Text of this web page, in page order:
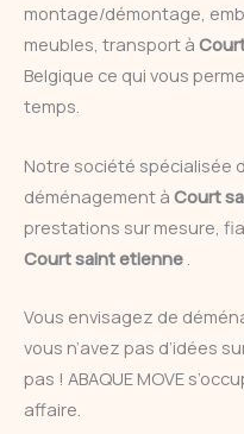
montage/démontage,
meubles, transport à
Belgique ce qui vous
temps.
Notre société spécialisée
déménagement à Court
prestations sur mesure,
Court saint etienne
Vous envisagez de
vous n’avez pas d’idées
pas ! ABAQUE MOVE
affaire.